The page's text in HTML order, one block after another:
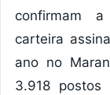
confirmam
carteira
ano no
3.918